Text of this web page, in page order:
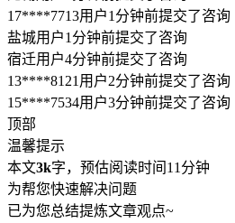
17****7713用户1分钟前提交了咨询
盐城用户1分钟前提交了咨询
宿迁用户4分钟前提交了咨询
13****8121用户2分钟前提交了咨询
15****7534用户3分钟前提交了咨询
顶部
温馨提示
本文3k字，预估阅读时间11分钟
为帮您快速解决问题
已为您总结提炼文章观点~